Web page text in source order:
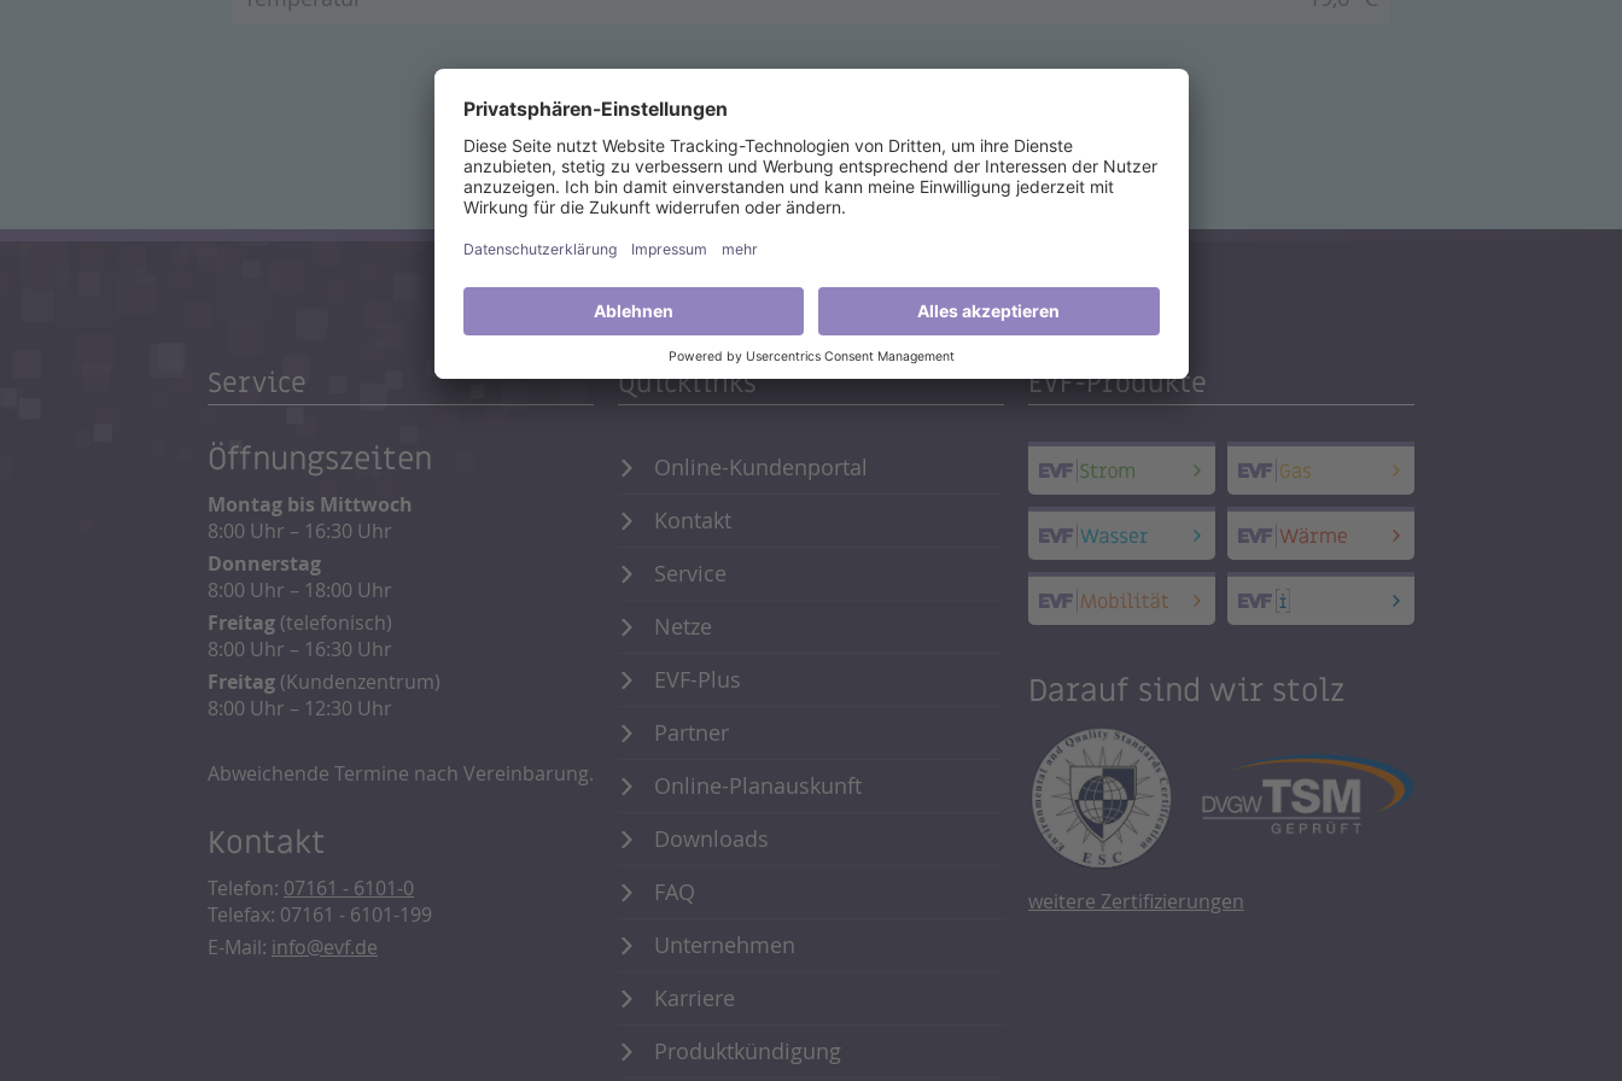
Service
Öffnungszeiten
Montag bis Mittwoch
8:00 Uhr – 16:30 Uhr
Donnerstag
8:00 Uhr – 18:00 Uhr
Freitag (telefonisch)
8:00 Uhr – 16:30 Uhr
Freitag (Kundenzentrum)
8:00 Uhr – 12:30 Uhr
Abweichende Termine nach Vereinbarung.
Kontakt
Telefon: 07161 - 6101-0
Telefax: 07161 - 6101-199
E-Mail: info@evf.de
Quicklinks
Online-Kundenportal
Kontakt
Service
Netze
EVF-Plus
Partner
Online-Planauskunft
Downloads
FAQ
Unternehmen
Karriere
Produktkündigung
EVF-Produkte
Darauf sind wir stolz
weitere Zertifizierungen